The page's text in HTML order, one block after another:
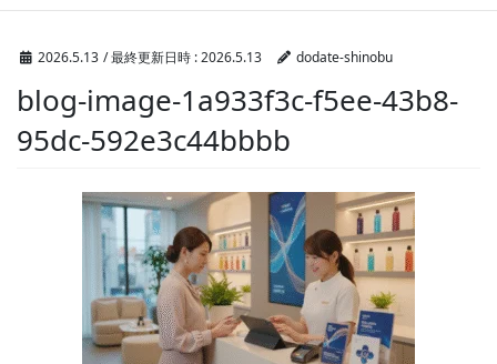
2026.5.13 / 最終更新日時 :2026.5.13 dodate-shinobu
blog-image-1a933f3c-f5ee-43b8-
95dc-592e3c44bbbb